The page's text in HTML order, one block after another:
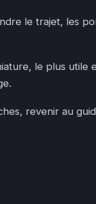
le trajet, les
le plus
revenir au